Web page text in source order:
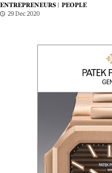
ENTREPRENEURS |
PEOPLE
29 Dec 2020